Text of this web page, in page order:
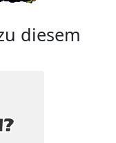
diesem